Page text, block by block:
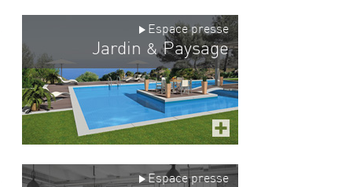
Espace presse
Jardin &Paysage
Espace presse